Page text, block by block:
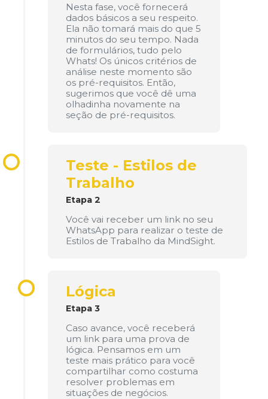
Nesta fase, você fornecerá
dados básicos a seu respeito.
Ela não tomará mais do que 5
minutos do seu tempo. Nada
de formulários, tudo pelo
Whats! Os únicos critérios de
análise neste momento são
os pré-requisitos. Então,
sugerimos que você dê uma
olhadinha novamente na
seção de pré-requisitos.
Teste - Estilos de
Trabalho
Etapa 2
Você vai receber um link no seu
WhatsApp para realizar o teste de
Estilos de Trabalho da MindSight.
Lógica
Etapa 3
Caso avance, você receberá
um link para uma prova de
lógica. Pensamos em um
teste mais prático para você
compartilhar como costuma
resolver problemas em
situações de negócios.